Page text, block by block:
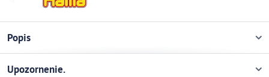
Popis
Upozornenie.